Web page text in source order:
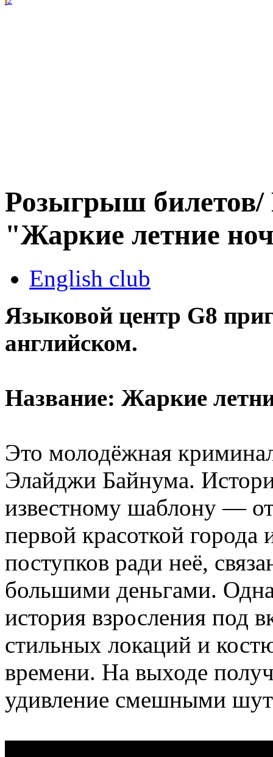
Розыгрыш билетов/
"Жаркие летние
English club
Языковой центр G8
английском.
Название: Жаркие
Это молодёжная
Элайджи Байнума.
известному шаблону —
первой красоткой
поступков ради неё,
большими деньгами.
история взросления под
стильных локаций и
времени. На выходе
удивление смешными